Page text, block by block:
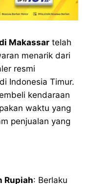
Makassar telah
menarik dari
resmi
Indonesia Timur.
kendaraan
waktu yang
penjualan yang
Rupiah: Berlaku